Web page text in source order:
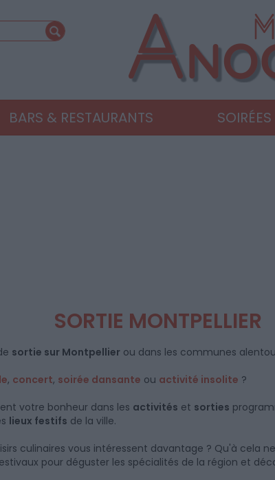
BARS & RESTAURANTS SOIRÉES
SORTIE MONTPELLIER
sortie sur Montpellier ou dans les communes
, concert, soirée dansante ou activité insolite ?
votre bonheur dans les activités et sorties
lieux festifs de la ville.
culinaires vous intéressent davantage ? Qu'à cela
pour déguster les spécialités de la région et